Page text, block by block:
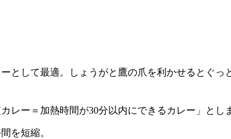
として最適。しょうがと鷹の爪を利かせるとぐ
を短縮。